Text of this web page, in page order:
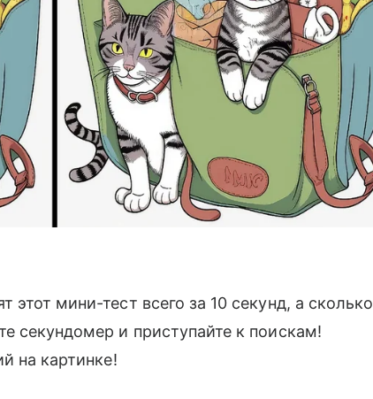
мини-тест всего за 10 секунд, а сколько
секундомер и приступайте к поискам!
на картинке!